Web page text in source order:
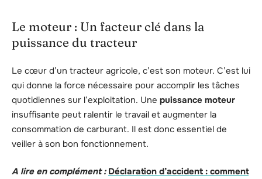
Le moteur : Un facteur clé dans la
puissance du tracteur
Le cœur d’un tracteur agricole, c’est son moteur. C’est lui
qui donne la force nécessaire pour accomplir les tâches
quotidiennes sur l’exploitation. Une puissance moteur
insuffisante peut ralentir le travail et augmenter la
consommation de carburant. Il est donc essentiel de
veiller à son bon fonctionnement.
A lire en complément : Déclaration d’accident : comment